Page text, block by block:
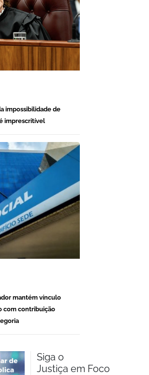
impossibilidade de
imprescritível
mantém vínculo
com contribuição
Siga o
Justiça em Foco